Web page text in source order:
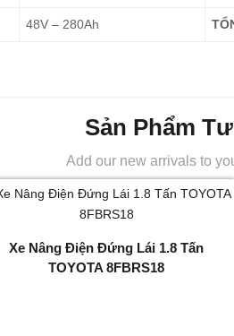
48V – 280Ah
Sản Phẩm
Add our new arrivals to
Xe Nâng Điện Đứng Lái 1.8 Tấn
TOYOTA 8FBRS18